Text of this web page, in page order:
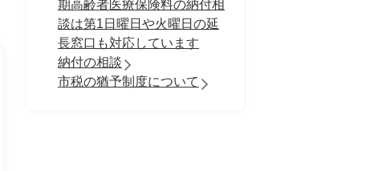
期高齢者医療保険料の納付相
談は第1日曜日や火曜日の延
長窓口も対応しています
納付の相談
市税の猶予制度について